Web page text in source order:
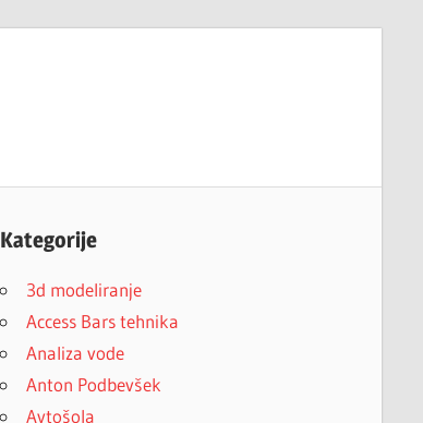
Kategorije
3d modeliranje
Access Bars tehnika
Analiza vode
Anton Podbevšek
Avtošola